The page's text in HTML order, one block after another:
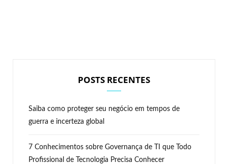
POSTS RECENTES
Saiba como proteger seu negócio em tempos de
guerra e incerteza global
7 Conhecimentos sobre Governança de TI que Todo
Profissional de Tecnologia Precisa Conhecer